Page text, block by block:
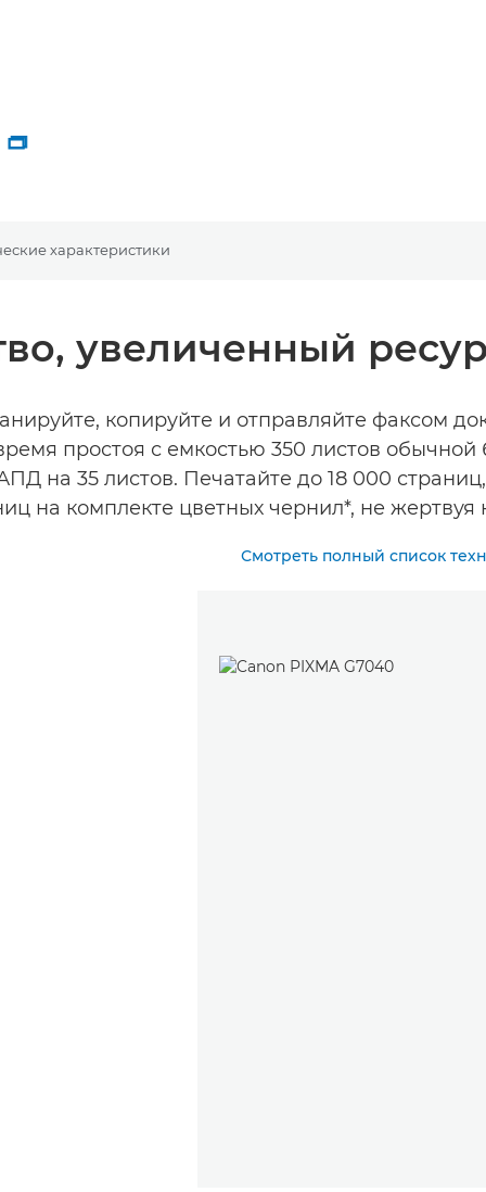

характеристики
увеличенный
копируйте и отправляйте факсом
простоя с емкостью 350 листов
на 35 листов. Печатайте до 18 000
на комплекте цветных чернил*, не
Смотреть полный список